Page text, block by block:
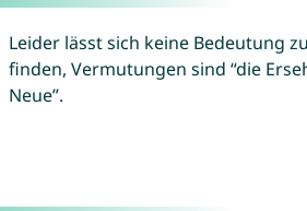
Leider lässt sich keine Bedeutung
finden, Vermutungen sind “die
Neue”.